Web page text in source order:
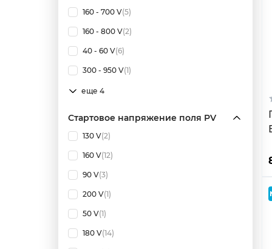
160 - 700 V(5)
160 - 800 V(2)
40 - 60 V(6)
300 - 950 V(1)
еще 4
Стартовое напряжение поля PV
130 V(2)
160 V(12)
90 V(3)
200 V(1)
50 V(1)
180 V(14)